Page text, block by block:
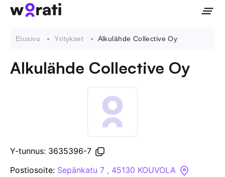
API
Etusivu Yritykset Alkulähde Collective Oy
Alkulähde Collective Oy
Y-tunnus: 3635396-7
Postiosoite: Sepänkatu 7 , 45130 KOUVOLA